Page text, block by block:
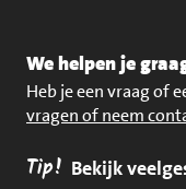
We helpen je
Heb je een vraag of
vragen of neem
Tip! Bekijk